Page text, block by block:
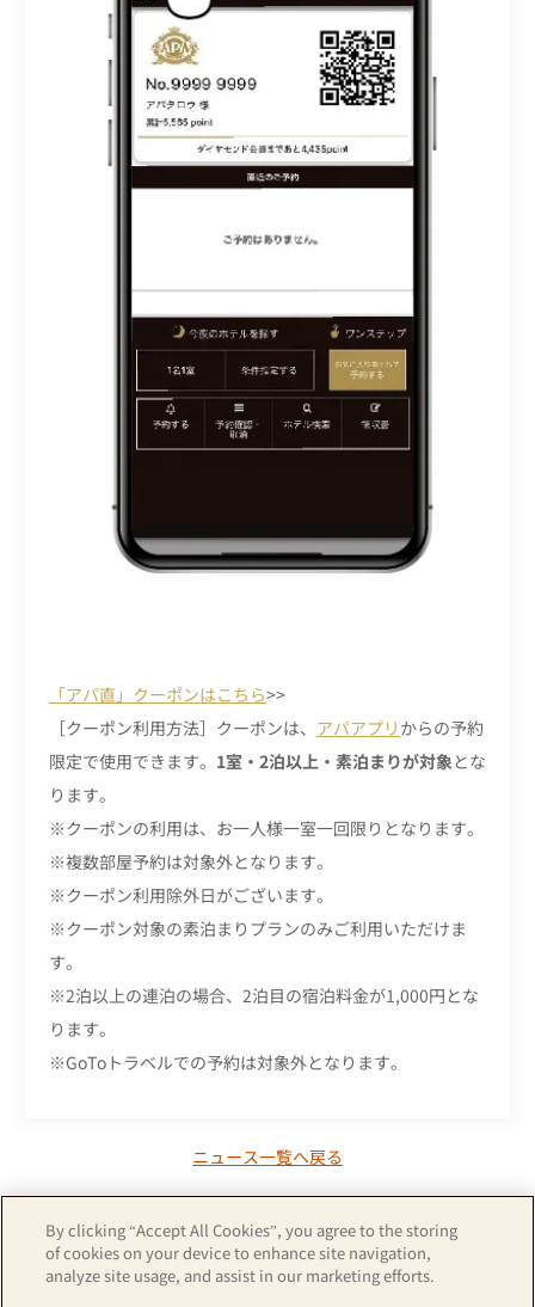
「アパ直」クーポンはこちら>>
［クーポン利用方法］クーポンは、 アパアプリ からの予約
限定で使用できます。 1室・2泊以上・素泊まりが対象とな
ります。
※クーポンの利用は、お一人様一室一回限りとなります。
※複数部屋予約は対象外となります。
※クーポン利用除外日がございます。
※クーポン対象の素泊まりプランのみご利用いただけま
す。
※2泊以上の連泊の場合、2泊目の宿泊料金が1,000円とな
ります。
※GoToトラベルでの予約は対象外となります。
ニュース一覧へ戻る
By clicking “Accept All Cookies”, you agree to the storing
of cookies on your device to enhance site navigation,
analyze site usage, and assist in our marketing efforts.